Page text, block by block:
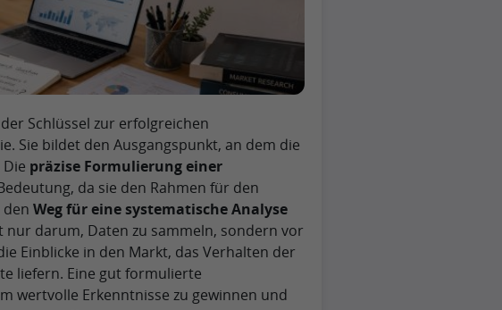
Schlüssel zur erfolgreichen
Sie bildet den Ausgangspunkt, an dem die
präzise Formulierung einer
da sie den Rahmen für den
Weg für eine systematische Analyse
darum, Daten zu sammeln, sondern vor
Einblicke in den Markt, das Verhalten der
liefern. Eine gut formulierte
wertvolle Erkenntnisse zu gewinnen und